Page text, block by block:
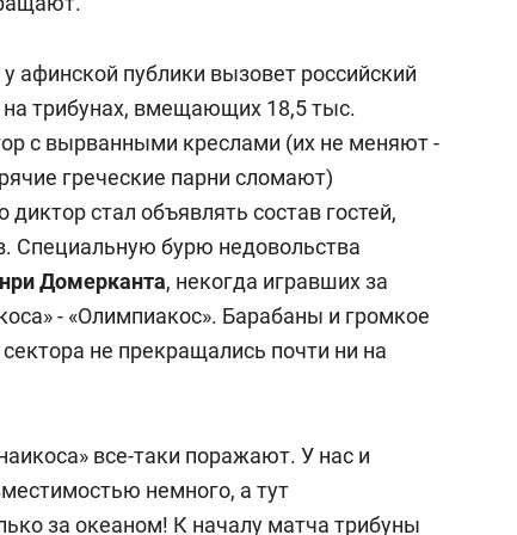
афинской публики вызовет российский
трибунах, вмещающих 18,5 тыс.
с вырванными креслами (их не меняют -
греческие парни сломают)
стал объявлять состав гостей,
Специальную бурю недовольства
Домерканта, некогда игравших за
- «Олимпиакос». Барабаны и громкое
не прекращались почти ни на
все-таки поражают. У нас и
немного, а тут
за океаном! К началу матча трибуны